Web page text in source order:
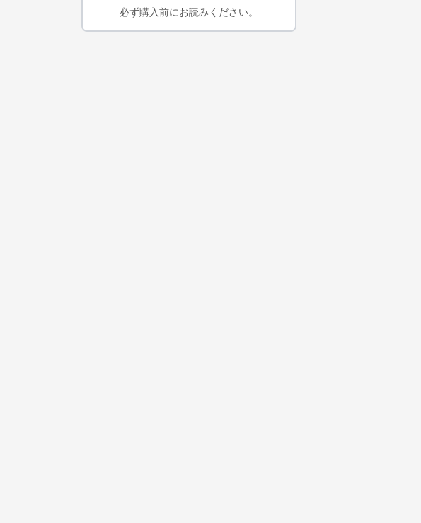
必ず購入前にお読みください。